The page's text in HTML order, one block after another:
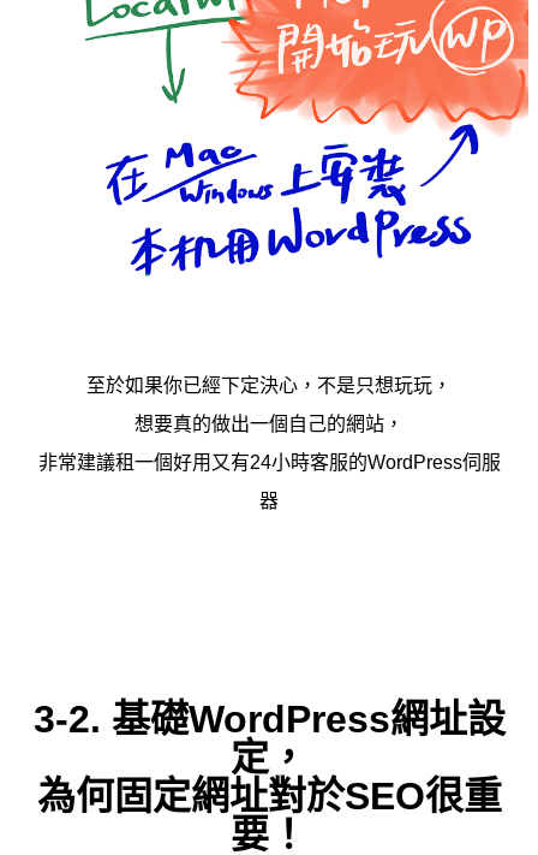
至於如果你已經下定決心，不是只想玩玩，
想要真的做出一個自己的網站，
非常建議租一個好用又有24小時客服的WordPress伺服
器
3-2. 基礎WordPress網址設
定，
為何固定網址對於SEO很重
要！